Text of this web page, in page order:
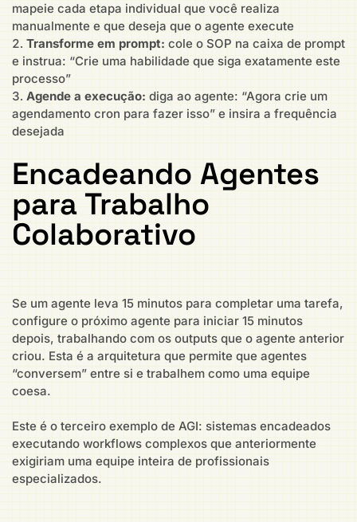
mapeie cada etapa individual que você realiza
manualmente e que deseja que o agente execute
Transforme em prompt: cole o SOP na caixa de prompt
e instrua: “Crie uma habilidade que siga exatamente este
processo”
Agende a execução: diga ao agente: “Agora crie um
agendamento cron para fazer isso” e insira a frequência
desejada
Encadeando Agentes
para Trabalho
Colaborativo
Se um agente leva 15 minutos para completar uma tarefa,
configure o próximo agente para iniciar 15 minutos
depois, trabalhando com os outputs que o agente anterior
criou. Esta é a arquitetura que permite que agentes
“conversem” entre si e trabalhem como uma equipe
coesa.
Este é o terceiro exemplo de AGI: sistemas encadeados
executando workflows complexos que anteriormente
exigiriam uma equipe inteira de profissionais
especializados.